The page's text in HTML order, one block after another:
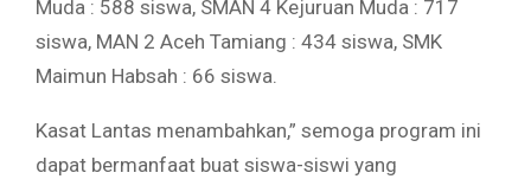
Muda : 588 siswa, SMAN 4 Kejuruan Muda : 717
siswa, MAN 2 Aceh Tamiang : 434 siswa, SMK
Maimun Habsah : 66 siswa.
Kasat Lantas menambahkan,” semoga program ini
dapat bermanfaat buat siswa-siswi yang